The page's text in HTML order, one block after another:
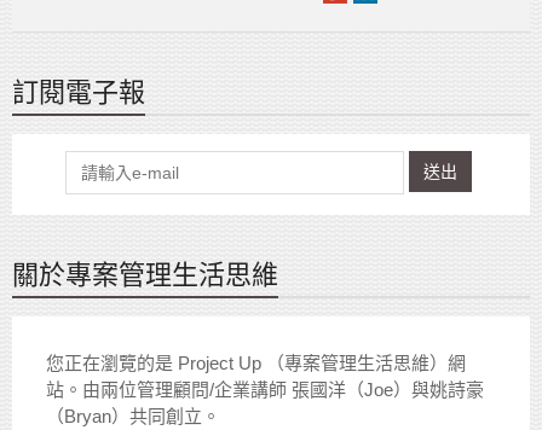
訂閱電子報
送出
關於專案管理生活思維
您正在瀏覽的是 Project Up （專案管理生活思維）網
站。由兩位管理顧問/企業講師 張國洋（Joe）與姚詩豪
（Bryan）共同創立。